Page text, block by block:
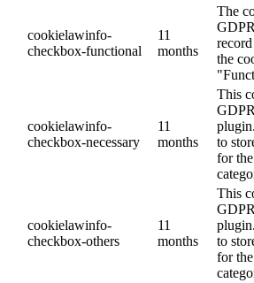
cookielawinfo-
checkbox-functional
11
months
The
the
cookielawinfo-
checkbox-necessary
11
months
This
to
for
cookielawinfo-
checkbox-others
11
months
This
to
for